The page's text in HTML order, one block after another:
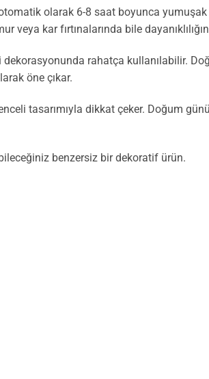
olarak 6-8 saat boyunca yumuşak
kar fırtınalarında bile
rahatça kullanılabilir.
öne çıkar.
tasarımıyla dikkat çeker. Doğum
benzersiz bir dekoratif ürün.